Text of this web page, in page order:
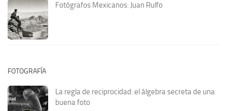
Fotógrafos Mexicanos: Juan Rulfo
FOTOGRAFÍA
La regla de reciprocidad: el álgebra secreta de una
buena foto